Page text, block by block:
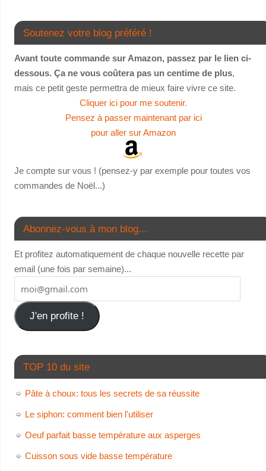
Soutenez votre blog préféré !
Avant toute commande sur Amazon, passez par le lien ci-
dessous. Ça ne vous coûtera pas un centime de plus,
mais ce petit geste permettra de mieux faire vivre ce site.
Cliquer ici pour me soutenir.
Pensez à passer maintenant par ici
pour aller sur Amazon
Je compte sur vous ! (pensez-y par exemple pour toutes vos
commandes de Noël...)
Abonnez-vous à mon blog...
Et profitez automatiquement de chaque nouvelle recette par
email (une fois par semaine)...
J'en profite !
TOP 10 du site
Pâte à choux: tous les secrets de sa réussite
Le siphon: comment bien l'utiliser
Oeuf parfait basse température aux asperges
Cuisson sous vide basse température